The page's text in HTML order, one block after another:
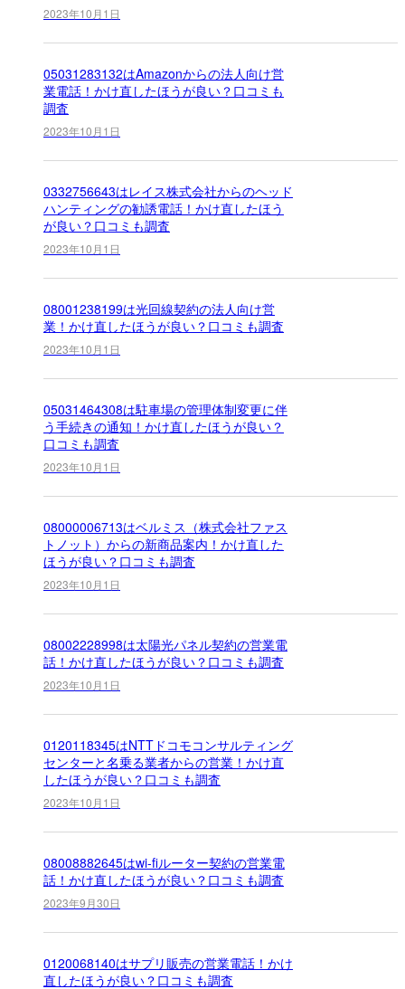
2023年10月1日
05031283132はAmazonからの法人向け営
業電話！かけ直したほうが良い？口コミも
調査
2023年10月1日
0332756643はレイス株式会社からのヘッド
ハンティングの勧誘電話！かけ直したほう
が良い？口コミも調査
2023年10月1日
08001238199は光回線契約の法人向け営
業！かけ直したほうが良い？口コミも調査
2023年10月1日
05031464308は駐車場の管理体制変更に伴
う手続きの通知！かけ直したほうが良い？
口コミも調査
2023年10月1日
08000006713はベルミス（株式会社ファス
トノット）からの新商品案内！かけ直した
ほうが良い？口コミも調査
2023年10月1日
08002228998は太陽光パネル契約の営業電
話！かけ直したほうが良い？口コミも調査
2023年10月1日
0120118345はNTTドコモコンサルティング
センターと名乗る業者からの営業！かけ直
したほうが良い？口コミも調査
2023年10月1日
08008882645はwi-fiルーター契約の営業電
話！かけ直したほうが良い？口コミも調査
2023年9月30日
0120068140はサプリ販売の営業電話！かけ
直したほうが良い？口コミも調査